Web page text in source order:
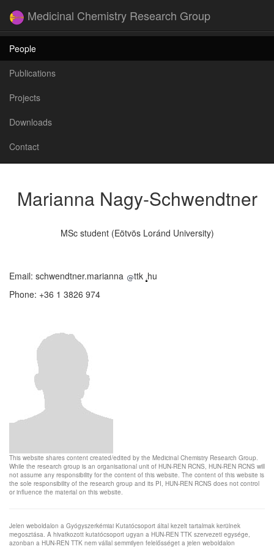
Medicinal Chemistry Research Group
People
Publications
Projects
Downloads
Contact
Marianna Nagy-Schwendtner
MSc student (Eötvös Loránd University)
Email: schwendtner.marianna ttk hu
Phone: +36 1 3826 974
This website shares content created/edited by the Medicinal Chemistry Research Group.
While the research group is an organisational unit of HUN-REN RCNS, HUN-REN RCNS will
not assume any responsibility for the content of this website. The content of this website is
the sole responsibility of the research group and its PI, HUN-REN RCNS does not control
or influence the material on this website.
Jelen weboldalon a Gyógyszerkémiai Kutatócsoport által kezelt tartalmak kerülnek
megosztása. A hivatkozott kutatócsoport ugyan a HUN-REN TTK szervezeti egysége,
azonban a HUN-REN TTK nem vállal semmilyen felelősséget a jelen weboldalon